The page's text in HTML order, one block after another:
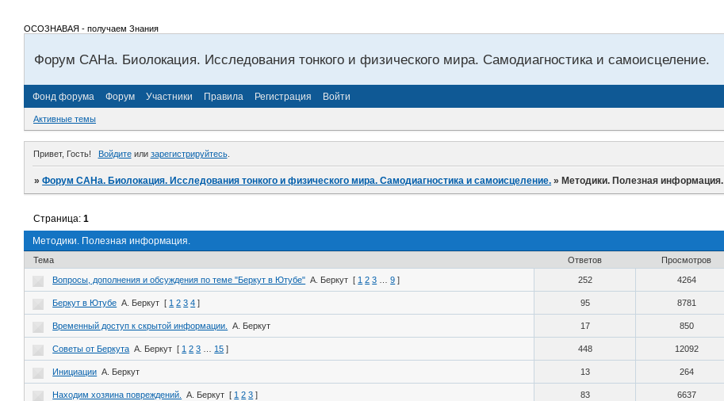
ОСОЗНАВАЯ - получаем Знания
Форум САНа. Биолокация. Исследования тонкого и физического мира. Самодиагностика и самоисцеление.
Фонд форума Форум Участники Правила Регистрация Войти
Активные темы
Привет, Гость! Войдитеили зарегистрируйтесь.
»Форум САНа. Биолокация. Исследования тонкого и физического мира. Самодиагностика и самоисцеление. »Методики. Полезная информация.
Методики. Полезная информация.
Страница:1
Тема Ответов Просмотров
Вопросы, дополнения и обсуждения по теме "Беркут в Ютубе" А. Беркут [ 1 2 3 9 ] 252 4264
Беркут в Ютубе А. Беркут [ 1 2 3 4 ] 95 8781
Временный доступ к скрытой информации. А. Беркут 17 850
Советы от Беркута А. Беркут [ 1 2 3 15 ] 448 12092
Инициации А. Беркут 13 264
Находим хозяина повреждений. А. Беркут [ 1 2 3 ] 83 6637